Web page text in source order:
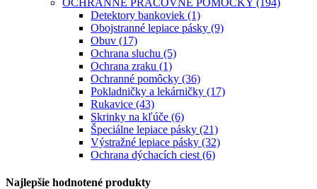
OCHRANNÉ PRACOVNÉ POMOCKY (194)
Detektory bankoviek (1)
Obojstranné lepiace pásky (9)
Obuv (17)
Ochrana sluchu (5)
Ochrana zraku (1)
Ochranné pomôcky (36)
Pokladničky a lekárničky (17)
Rukavice (43)
Skrinky na kľúče (6)
Špeciálne lepiace pásky (21)
Výstražné lepiace pásky (32)
Ochrana dýchacích ciest (6)
Najlepšie hodnotené produkty